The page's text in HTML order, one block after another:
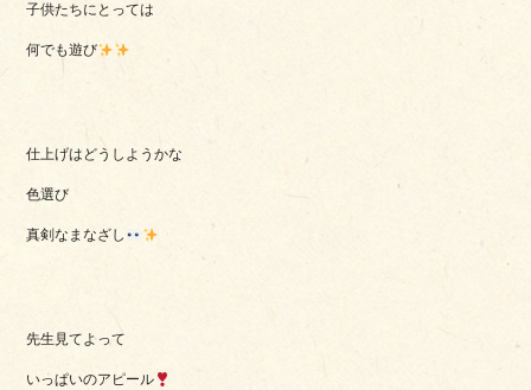
子供たちにとっては
何でも遊び
仕上げはどうしようかな
色選び
真剣なまなざし
先生見てよって
いっぱいのアピール